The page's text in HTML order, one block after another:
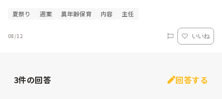
夏祭り 週案 異年齢保育 内容 主任
08/12 いいね
3件の回答 回答する